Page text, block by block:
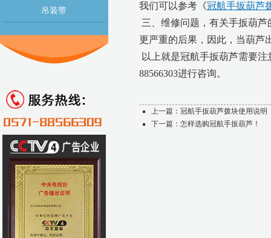
吊装带
我们可以参考《冠航手扳葫芦
三、维修问题，有关手扳葫
更严重的后果，因此，当葫芦
以上就是冠航手扳葫芦需要
88566303进行咨询。
上一篇： 冠航手扳葫芦拨块使用说明
下一篇： 怎样选购冠航手扳葫芦！